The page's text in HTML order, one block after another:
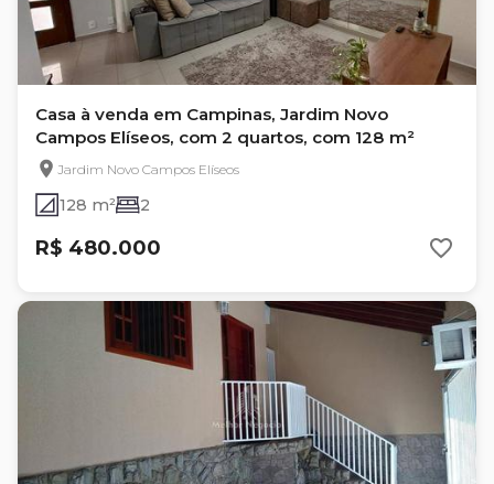
Casa à venda em Campinas, Jardim Novo
Campos Elíseos, com 2 quartos, com 128 m²
Jardim Novo Campos Elíseos
128 m² 2
R$ 480.000